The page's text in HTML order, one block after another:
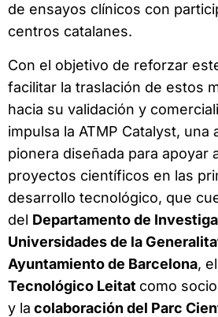
de ensayos clínicos con
centros catalanes.
Con el objetivo de reforzar
facilitar la traslación de estos
hacia su validación y
impulsa la ATMP Catalyst, una
pionera diseñada para apoyar
proyectos científicos en las
desarrollo tecnológico, que
del Departamento de
Universidades de la
Ayuntamiento de Barcelona, el
Tecnológico Leitat como
y la colaboración del Parc